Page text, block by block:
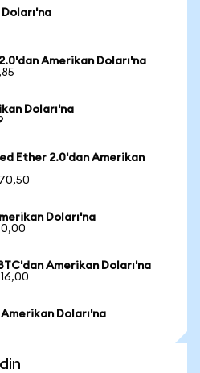
Amerikan Doları'na
Doları'na
Ether 2.0'dan Amerikan
Doları'na
Amerikan Doları'na
Doları'na